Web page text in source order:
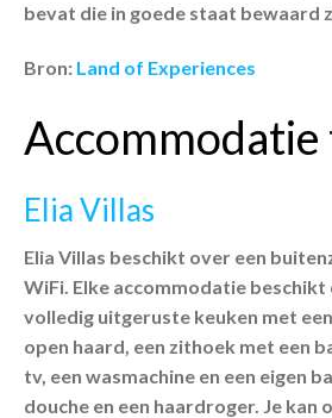
bevat die in goede staat bewaard
Bron: Land of Experiences
Accommodatie
Elia Villas
Elia Villas beschikt over een
WiFi. Elke accommodatie beschikt
volledig uitgeruste keuken met
open haard, een zithoek met een
tv, een wasmachine en een eigen
douche en een haardroger. Je kan